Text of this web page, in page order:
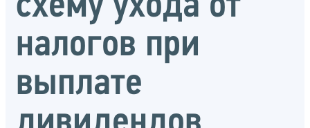
налогов при
выплате